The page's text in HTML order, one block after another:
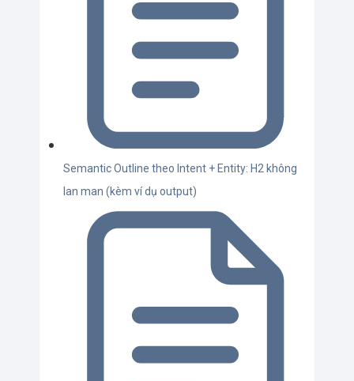
Semantic Outline theo Intent + Entity: H2 không
lan man (kèm ví dụ output)